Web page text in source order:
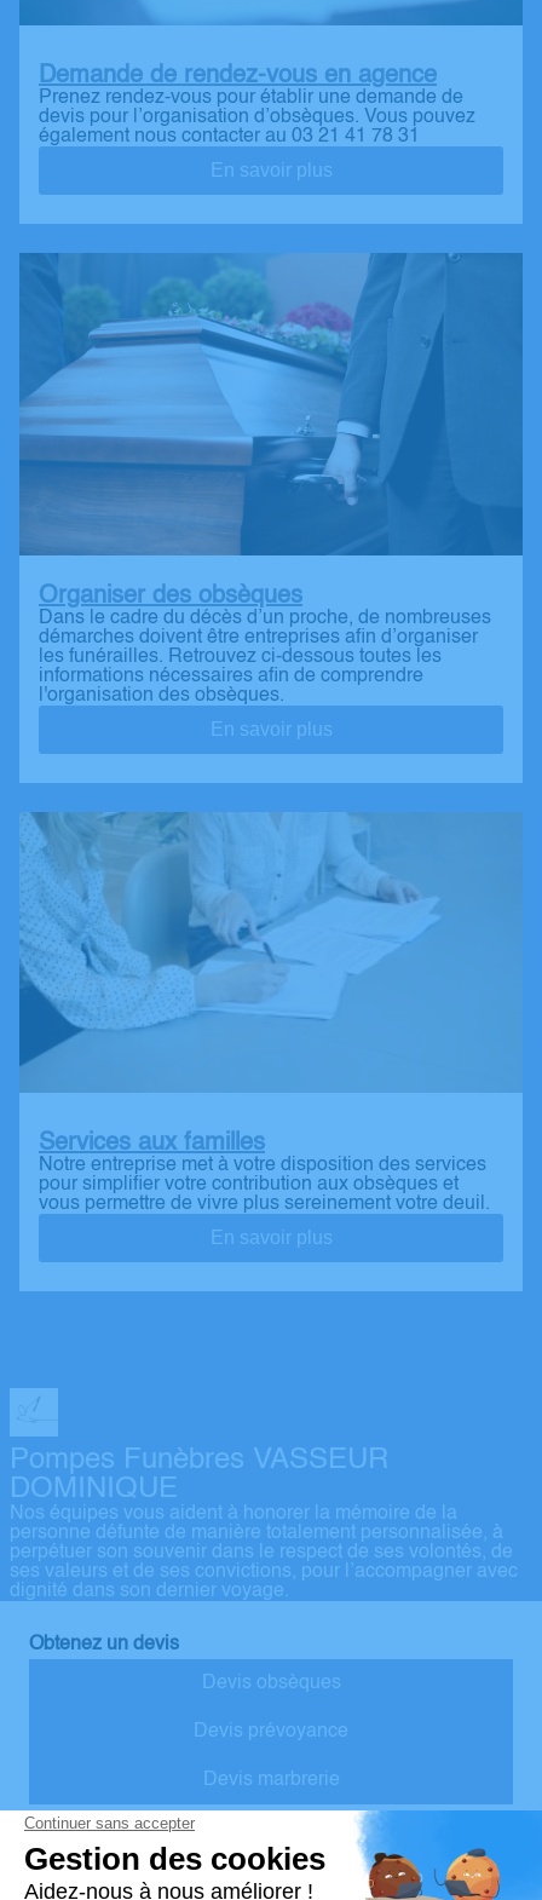
Demande de rendez-vous en agence
Prenez rendez-vous pour établir une demande de
devis pour l’organisation d’obsèques. Vous pouvez
également nous contacter au 03 21 41 78 31
En savoir plus
Organiser des obsèques
Dans le cadre du décès d’un proche, de nombreuses
démarches doivent être entreprises afin d’organiser
les funérailles. Retrouvez ci-dessous toutes les
informations nécessaires afin de comprendre
l'organisation des obsèques.
En savoir plus
Services aux familles
Notre entreprise met à votre disposition des services
pour simplifier votre contribution aux obsèques et
vous permettre de vivre plus sereinement votre deuil.
En savoir plus
Pompes Funèbres VASSEUR
DOMINIQUE
Nos équipes vous aident à honorer la mémoire de la
personne défunte de manière totalement personnalisée, à
perpétuer son souvenir dans le respect de ses volontés, de
ses valeurs et de ses convictions, pour l’accompagner avec
dignité dans son dernier voyage.
Obtenez un devis
Devis obsèques
Devis prévoyance
Devis marbrerie
Notre agence
Vasseur Dominique